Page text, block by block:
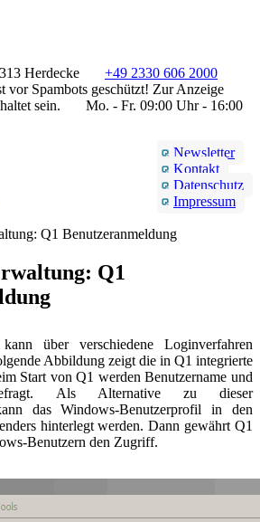
Herdecke
+49 2330 606 2000
vor Spambots geschützt! Zur Anzeige
sein.
Mo. - Fr. 09:00 Uhr - 16:00
Newsletter
Kontakt
Datenschutz
Impressum
Q1 Benutzeranmeldung
Q1
über verschiedene Loginverfahren
Abbildung zeigt die in Q1 integrierte
Start von Q1 werden Benutzername und
Als Alternative zu dieser
das Windows-Benutzerprofil in den
hinterlegt werden. Dann gewährt Q1
Benutzern den Zugriff.